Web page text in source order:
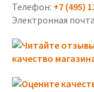
Телефон: +7 (495)
Электронная